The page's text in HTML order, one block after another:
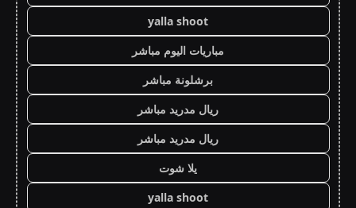
yalla shoot
مباريات اليوم مباشر
برشلونة مباشر
ريال مدريد مباشر
ريال مدريد مباشر
يلا شوت
yalla shoot